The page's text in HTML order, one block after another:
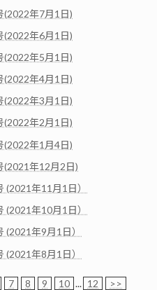
(2022年7月1日)
(2022年6月1日)
(2022年5月1日)
(2022年4月1日)
(2022年3月1日)
(2022年2月1日)
(2022年1月4日)
(2021年12月2日)
(2021年11月1日）
(2021年10月1日）
年9月1日）
年8月1日）
7 8 9 10 ... 12 >>